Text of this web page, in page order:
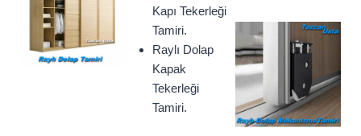
Kapı Tekerleği
Tamiri.
Raylı Dolap
Kapak
Tekerleği
Tamiri.